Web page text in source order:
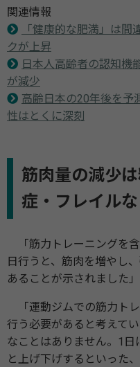
関連情報
「健康的な肥満」は
クが上昇
日本人高齢者の認知
が減少
高齢日本の20年後を
性はとくに深刻
筋肉量の減少
症・フレイル
「筋力トレーニングを
日行うと、筋肉を増やし
あることが示されました
「運動ジムでの筋力ト
行う必要があると考えて
なことはありません。1日
と上げ下げするといった